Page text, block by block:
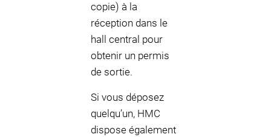
copie) à la
réception dans le
hall central pour
obtenir un permis
de sortie.
Si vous déposez
quelqu’un, HMC
dispose également